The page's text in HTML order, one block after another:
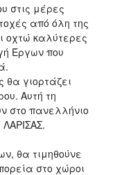
στις μέρες
από όλη της
οχτώ καλύτερες
Έργων που
γιορτάζει
Αυτή τη
στο πανελλήνιο
θα τιμηθούνε
στο χώροι